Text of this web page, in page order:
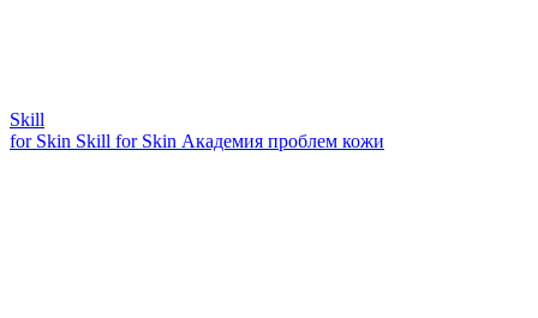
Skill
for Skin Skill for Skin Академия проблем кожи